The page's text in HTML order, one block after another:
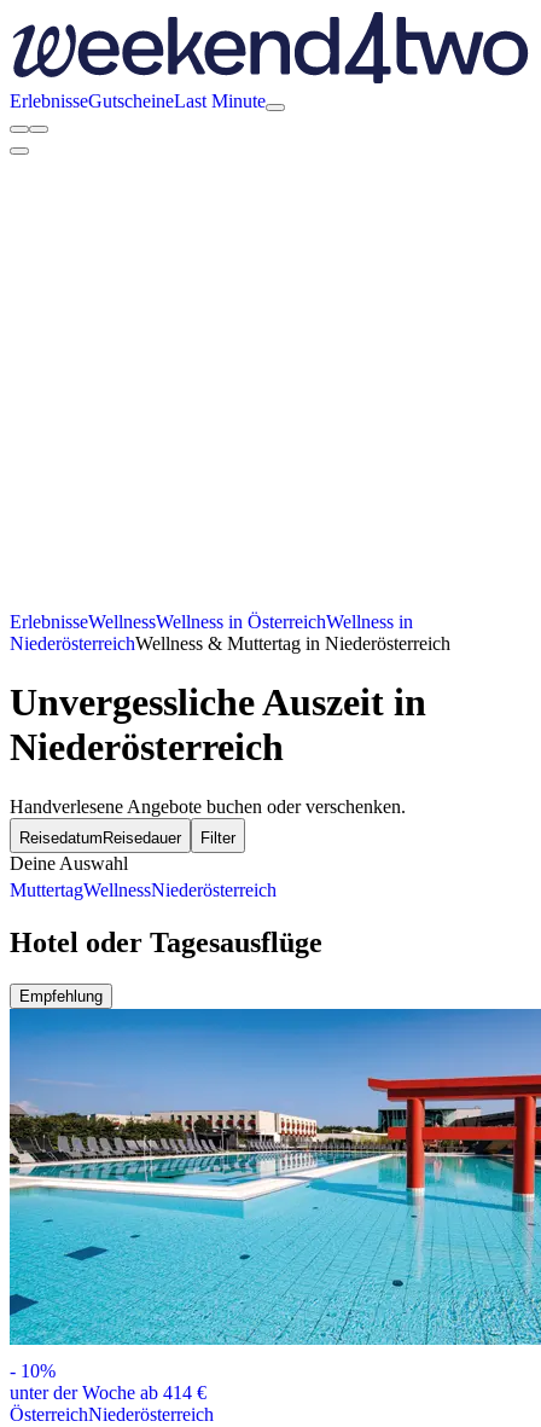
ErlebnisseGutscheineLast Minute
ErlebnisseWellnessWellness in ÖsterreichWellness in
NiederösterreichWellness & Muttertag in Niederösterreich
Unvergessliche Auszeit in
Niederösterreich
Handverlesene Angebote buchen oder verschenken.
Reisedatum Reisedauer Filter
Deine Auswahl
MuttertagWellnessNiederösterreich
Hotel oder Tagesausflüge
Empfehlung
- 10%
unter der Woche ab 414 €
ÖsterreichNiederösterreich